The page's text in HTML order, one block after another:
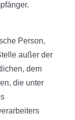
Person,
außer der
dem
die unter